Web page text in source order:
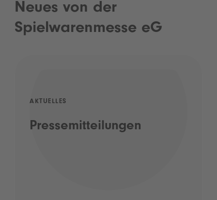
Neues von der
Spielwarenmesse eG
AKTUELLES
Pressemitteilungen